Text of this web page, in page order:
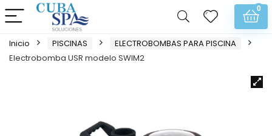
0
Inicio PISCINAS
ELECTROBOMBAS PARA PISCINA
Electrobomba USR modelo SWIM2